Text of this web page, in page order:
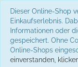
Dieser Online-Shop
Einkaufserlebnis.
Informationen oder
gespeichert. Ohne
Online-Shops
einverstanden,